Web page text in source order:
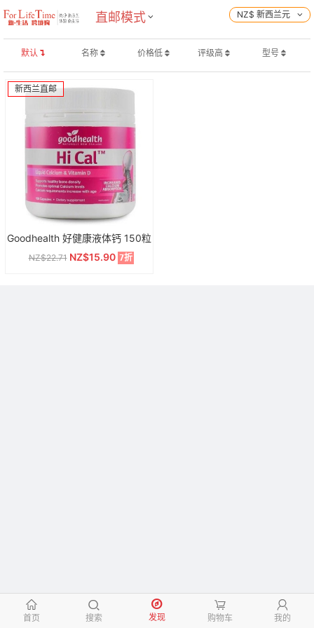
直邮模式 NZ$ 新西兰元
󰃱
首页
󰅮
搜索 发现
󰃦
购物车
󰃳
我的
默认 名称 价格低 评级高 型号
新西兰直邮
Goodhealth 好健康液体钙 150粒
NZ$22.71NZ$15.90 7折